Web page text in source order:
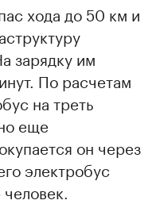
хода до 50 км и
зарядку им
По расчетам
на треть
еще
он через
электробус